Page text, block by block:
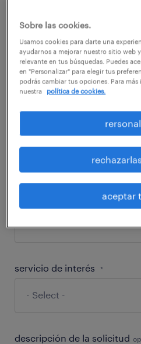
empresa *
servicio de interés *
descripción de la solicitud
Sobre las cookies.
Usamos cookies para darte una
ayudarnos a mejorar nuestro sitio web
relevante en tus búsquedas. Puedes
en "Personalizar" para elegir tus
podrás cambiar tus opciones. Para
nuestra
política de cookies.
aceptar